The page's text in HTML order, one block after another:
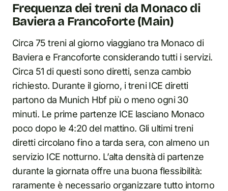
Frequenza dei treni da Monaco di
Baviera a Francoforte (Main)
Circa 75 treni al giorno viaggiano tra Monaco di
Baviera e Francoforte considerando tutti i servizi.
Circa 51 di questi sono diretti, senza cambio
richiesto. Durante il giorno, i treni ICE diretti
partono da Munich Hbf più o meno ogni 30
minuti. Le prime partenze ICE lasciano Monaco
poco dopo le 4:20 del mattino. Gli ultimi treni
diretti circolano fino a tarda sera, con almeno un
servizio ICE notturno. L’alta densità di partenze
durante la giornata offre una buona flessibilità:
raramente è necessario organizzare tutto intorno